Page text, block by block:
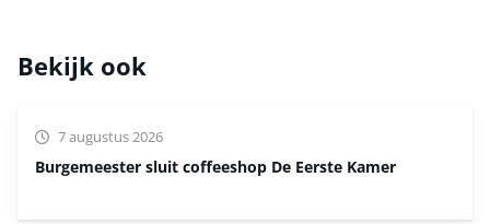
Bekijk ook
Burgemeester sluit coffeeshop De Eerste Kamer
7 augustus 2026